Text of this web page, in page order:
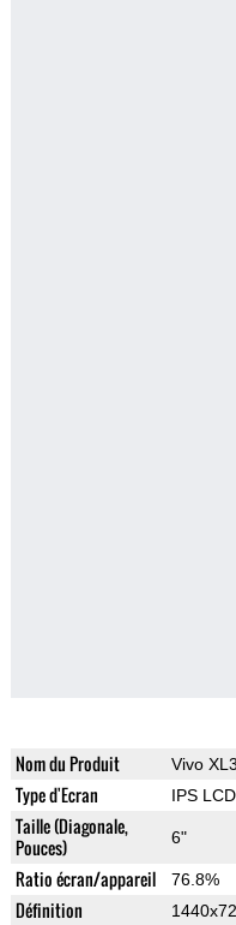
Nom du Produit Vivo
Type d'Ecran IPS LCD
Taille (Diagonale,
Pouces)
6"
Ratio écran/appareil 76.8%
Définition